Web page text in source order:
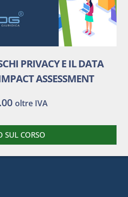
PRIVACY E IL DATA
ASSESSMENT
oltre IVA
SUL CORSO